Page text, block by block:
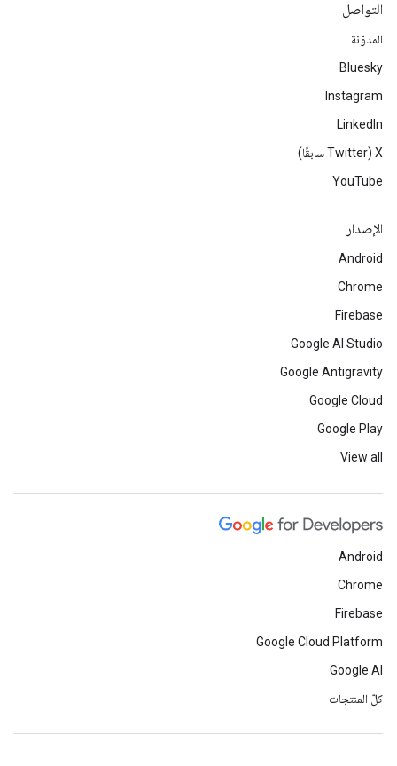
التواصل
المدوّنة
Bluesky
Instagram
LinkedIn
‫X ‏(Twitter سابقًا)
YouTube
الإصدار
Android
Chrome
Firebase
Google AI Studio
Google Antigravity
Google Cloud
Google Play
View all
Android
Chrome
Firebase
Google Cloud Platform
Google AI
كلّ المنتجات